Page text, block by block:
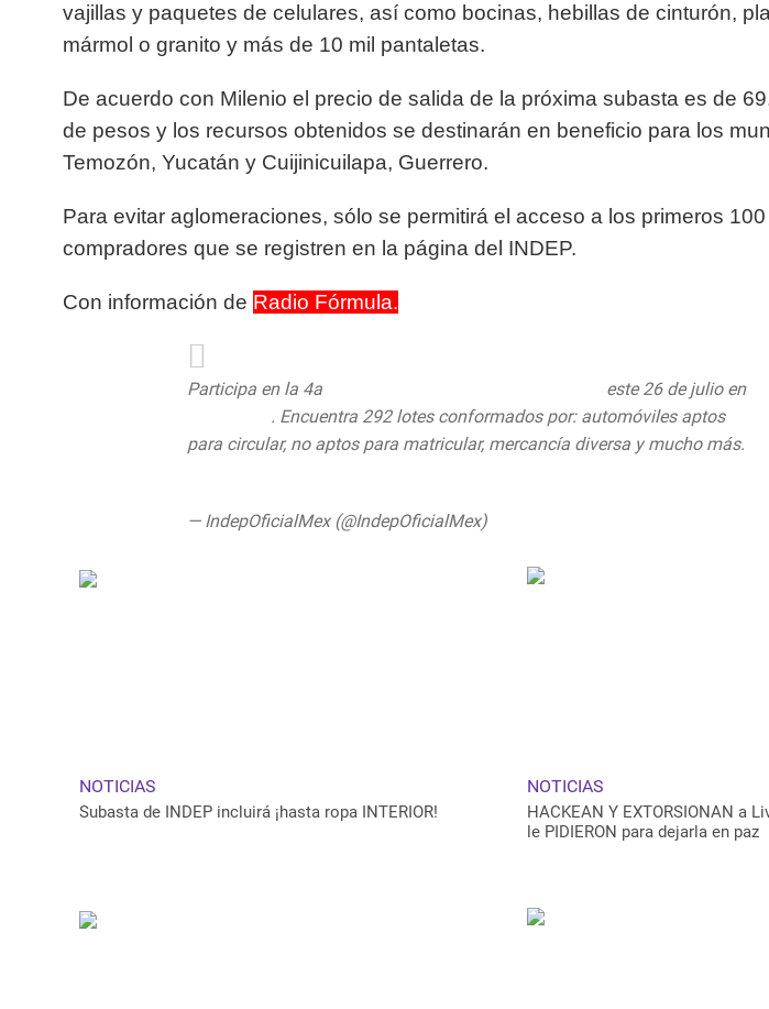
vajillas y paquetes de celulares, así como bocinas, hebillas de cinturón,
mármol o granito y más de 10 mil pantaletas.
De acuerdo con Milenio el precio de salida de la próxima subasta es de
de pesos y los recursos obtenidos se destinarán en beneficio para los
Temozón, Yucatán y Cuijinicuilapa, Guerrero.
Para evitar aglomeraciones, sólo se permitirá el acceso a los primeros 100
compradores que se registren en la página del INDEP.
Con información de Radio Fórmula.
Participa en la 4a
este 26 de julio en
. Encuentra 292 lotes conformados por: automóviles aptos
para circular, no aptos para matricular, mercancía diversa y mucho más.
— IndepOficialMex (@IndepOficialMex)
NOTICIAS
Subasta de INDEP incluirá ¡hasta ropa INTERIOR!
NOTICIAS
HACKEAN Y EXTORSIONAN a
le PIDIERON para dejarla en paz